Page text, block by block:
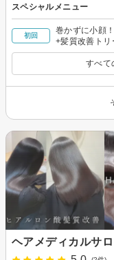
スペシャルメニュー
初回
巻かずに小顔
+髪質改善トリ
すべて
ヘアメディカルサ